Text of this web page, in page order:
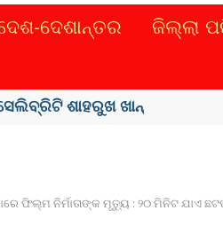
ଦେଶାନ୍ତର ଜିଲ୍ଲା
ଉମା ଶଙ୍କର ସିଂହଙ୍କ ...
ଫିଲ୍ମ ନିର୍ମାତାଙ୍କ ମୃତ୍ୟୁ : ୨୦ ମିନିଟ ଯାଏ